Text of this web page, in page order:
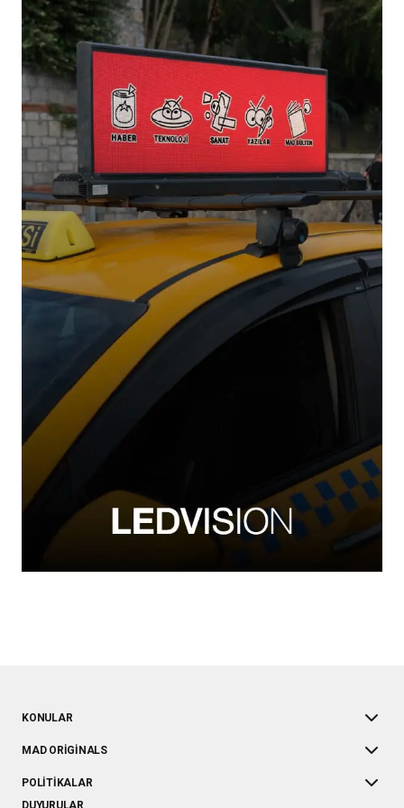
KONULAR
MAD ORIGINALS
POLITIKALAR